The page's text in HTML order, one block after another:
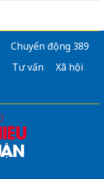
Chuyển động 389
Tư vấn
Xã hội